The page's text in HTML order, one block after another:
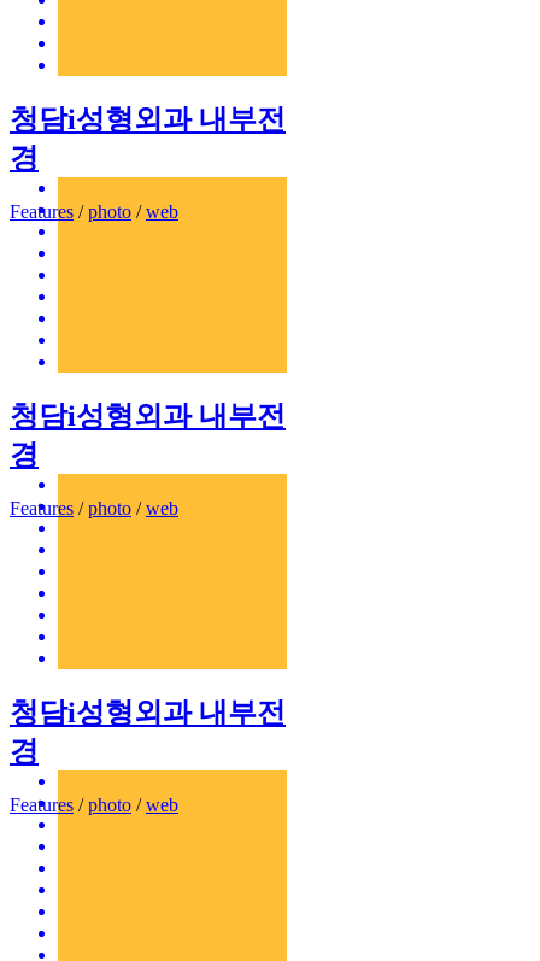
청담i성형외과 내부전
경
Features /photo /web
청담i성형외과 내부전
경
Features /photo /web
청담i성형외과 내부전
경
Features /photo /web